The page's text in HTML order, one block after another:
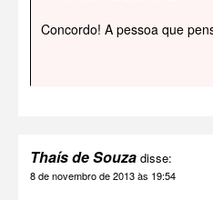
Concordo! A pessoa que
Thaís de Souza disse:
8 de novembro de 2013 às 19:54